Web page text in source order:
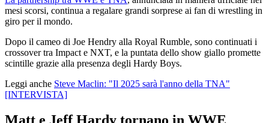
mesi scorsi, continua a regalare grandi sorprese ai fan di wrestling in
giro per il mondo.
Dopo il cameo di Joe Hendry alla Royal Rumble, sono continuati i
crossover tra Impact e NXT, e la puntata dello show giallo promette
scintille grazie alla presenza degli Hardy Boys.
Leggi anche Steve Maclin: "Il 2025 sarà l'anno della TNA"
[INTERVISTA]
Matt e Jeff Hardy tornano in WWE